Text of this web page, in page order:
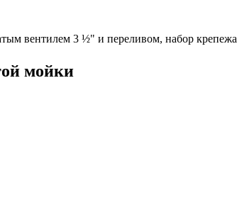
вентилем 3 ½" и переливом, набор крепежа
мойки